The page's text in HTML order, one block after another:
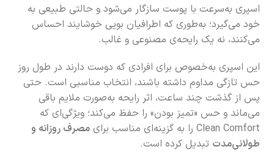
اسپری به‌سرعت با پوست سازگار می‌شود و حالتی طبیعی به
خود می‌گیرد؛ به‌طوری که اطرافیان بویی خوشایند احساس
می‌کنند، نه یک رایحه‌ی مصنوعی و غالب.
این اسپری به‌خصوص برای افرادی که دوست دارند در طول روز
حس تازگی مداوم داشته باشند، انتخاب مناسبی است. حتی
پس از گذشت چند ساعت، اثر رایحه به‌صورت ملایم باقی
می‌ماند و حس «تمیز بودن» را حفظ می‌کند؛ ویژگی‌ای که
Clean Comfort را به گزینه‌ای مناسب برای
مصرف روزانه و
طولانی‌مدت تبدیل کرده است.